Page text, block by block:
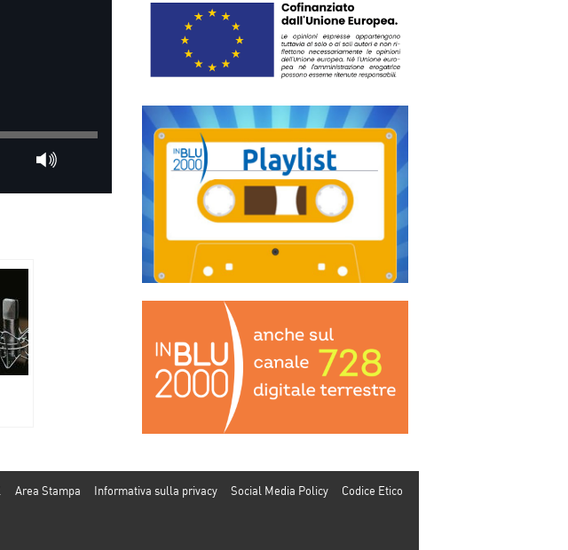
Area Stampa Informativa sulla privacy Social Media Policy Codice Etico